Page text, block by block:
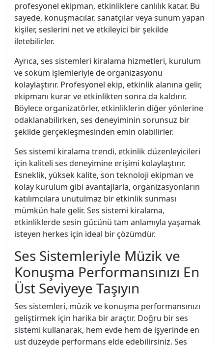
profesyonel ekipman, etkinliklere canlılık katar. Bu
sayede, konuşmacılar, sanatçılar veya sunum yapan
kişiler, seslerini net ve etkileyici bir şekilde
iletebilirler.
Ayrıca, ses sistemleri kiralama hizmetleri, kurulum
ve söküm işlemleriyle de organizasyonu
kolaylaştırır. Profesyonel ekip, etkinlik alanına gelir,
ekipmanı kurar ve etkinlikten sonra da kaldırır.
Böylece organizatörler, etkinliklerin diğer yönlerine
odaklanabilirken, ses deneyiminin sorunsuz bir
şekilde gerçekleşmesinden emin olabilirler.
Ses sistemi kiralama trendi, etkinlik düzenleyicileri
için kaliteli ses deneyimine erişimi kolaylaştırır.
Esneklik, yüksek kalite, son teknoloji ekipman ve
kolay kurulum gibi avantajlarla, organizasyonların
katılımcılara unutulmaz bir etkinlik sunması
mümkün hale gelir. Ses sistemi kiralama,
etkinliklerde sesin gücünü tam anlamıyla yaşamak
isteyen herkes için ideal bir çözümdür.
Ses Sistemleriyle Müzik ve
Konuşma Performansınızı En
Üst Seviyeye Taşıyın
Ses sistemleri, müzik ve konuşma performansınızı
geliştirmek için harika bir araçtır. Doğru bir ses
sistemi kullanarak, hem evde hem de işyerinde en
üst düzeyde performans elde edebilirsiniz. Ses